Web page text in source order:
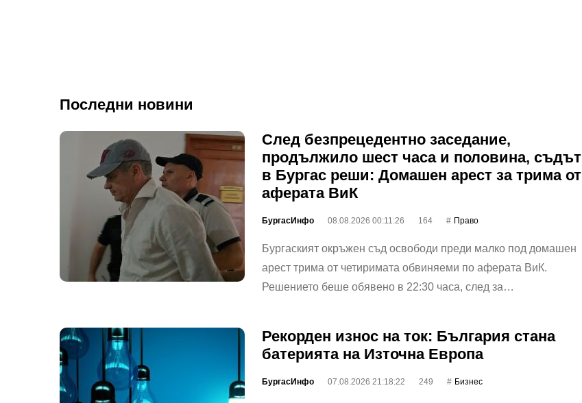
Последни новини
След безпрецедентно заседание,
продължило шест часа и половина, съдът
в Бургас реши: Домашен арест за трима от
аферата ВиК
БургасИнфо 08.08.2026 00:11:26 164 Право
Бургаският окръжен съд освободи преди малко под домашен
арест трима от четиримата обвиняеми по аферата ВиК.
Решението беше обявено в 22:30 часа, след за…
Рекорден износ на ток: България стана
батерията на Източна Европа
БургасИнфо 07.08.2026 21:18:22 249 Бизнес